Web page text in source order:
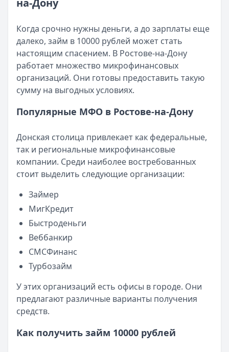
Все статьи
Кратко:Разбираем, как вернуть переплату или
Категория:МФО
Читать новость
Срочный микрозайм 15 000 ₽ на карту: свежая
Кратко:Нужны 15 000 рублей на карту прямо сегодня?
Опубликовано:5 декабря 2025 г.
Категория:МФО
Рекордный рост доли клиентов МФО с iPhone: что
Опубликовано:5 декабря 2025 г.
Категория:МФО
Читать новость
57 сервисов микрозаймов через Госуслуги: где
Опубликовано:
Категория: МФО
Читать новость
Смс о «одобренном займе» от Bigmani Ru: как
Кратко:Пришло СМС об одобрении займа от Bigmani
Опубликовано:23 ноября 2025 г.
Категория:
Читать новость
Все новости
на-Дону
Когда срочно нужны деньги, а до зарплаты еще
далеко, займ в 10000 рублей может стать
настоящим спасением. В Ростове-на-Дону
работает множество микрофинансовых
организаций. Они готовы предоставить такую
сумму на выгодных условиях.
Популярные МФО в Ростове-на-Дону
Донская столица привлекает как федеральные,
так и региональные микрофинансовые
компании. Среди наиболее востребованных
стоит выделить следующие организации:
Займер
МигКредит
Быстроденьги
Веббанкир
СМСФинанс
Турбозайм
У этих организаций есть офисы в городе. Они
предлагают различные варианты получения
средств.
Как получить займ 10000 рублей